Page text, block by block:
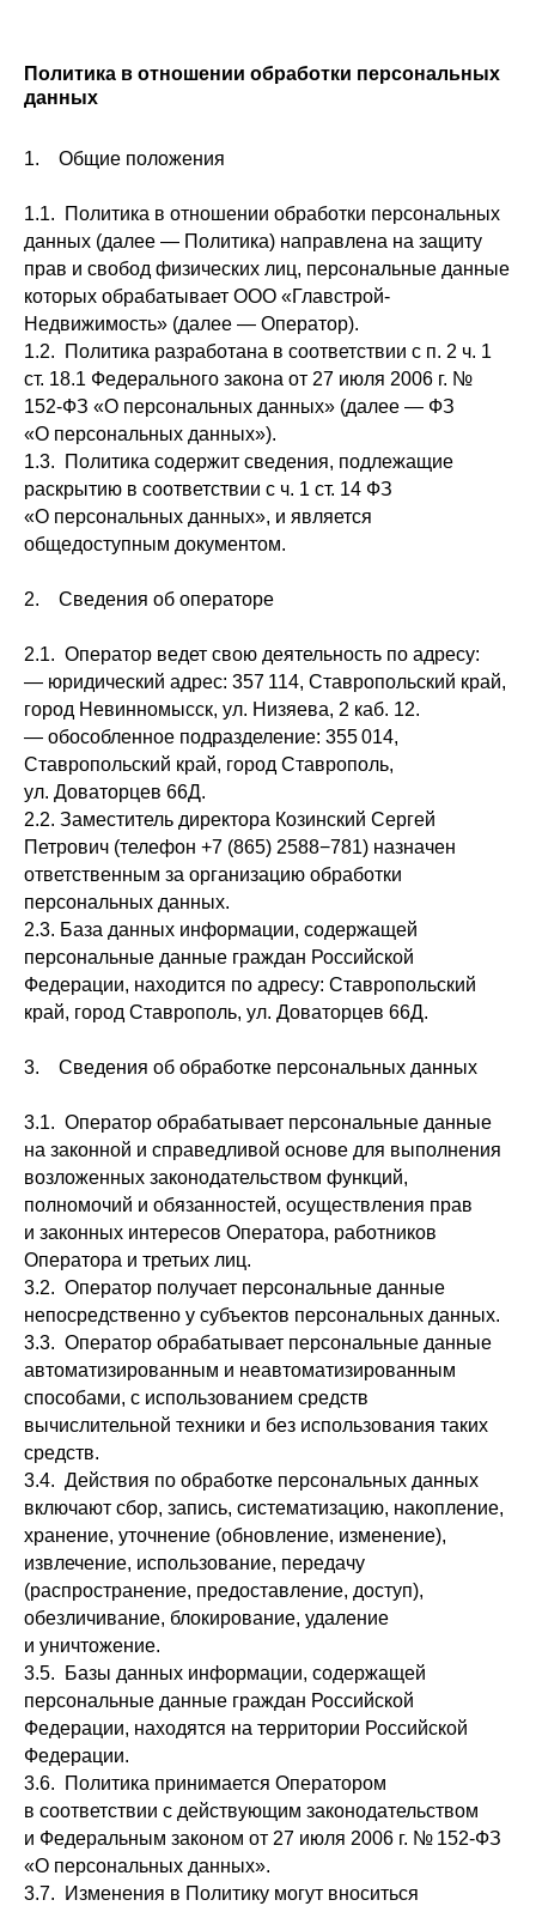
Политика в отношении обработки персональных
данных
1. Общие положения
1.1. Политика в отношении обработки персональных
данных (далее — Политика) направлена на защиту
прав и свобод физических лиц, персональные данные
которых обрабатывает ООО «Главстрой-
Недвижимость» (далее — Оператор).
1.2. Политика разработана в соответствии с п. 2 ч. 1
ст. 18.1 Федерального закона от 27 июля 2006 г. №
152-ФЗ «О персональных данных» (далее — ФЗ
«О персональных данных»).
1.3. Политика содержит сведения, подлежащие
раскрытию в соответствии с ч. 1 ст. 14 ФЗ
«О персональных данных», и является
общедоступным документом.
2. Сведения об операторе
2.1. Оператор ведет свою деятельность по адресу:
— юридический адрес: 357 114, Ставропольский край,
город Невинномысск, ул. Низяева, 2 каб. 12.
— обособленное подразделение: 355 014,
Ставропольский край, город Ставрополь,
ул. Доваторцев 66Д.
2.2. Заместитель директора Козинский Сергей
Петрович (телефон +7 (865) 2588−781) назначен
ответственным за организацию обработки
персональных данных.
2.3. База данных информации, содержащей
персональные данные граждан Российской
Федерации, находится по адресу: Ставропольский
край, город Ставрополь, ул. Доваторцев 66Д.
3. Сведения об обработке персональных данных
3.1. Оператор обрабатывает персональные данные
на законной и справедливой основе для выполнения
возложенных законодательством функций,
полномочий и обязанностей, осуществления прав
и законных интересов Оператора, работников
Оператора и третьих лиц.
3.2. Оператор получает персональные данные
непосредственно у субъектов персональных данных.
3.3. Оператор обрабатывает персональные данные
автоматизированным и неавтоматизированным
способами, с использованием средств
вычислительной техники и без использования таких
средств.
3.4. Действия по обработке персональных данных
включают сбор, запись, систематизацию, накопление,
хранение, уточнение (обновление, изменение),
извлечение, использование, передачу
(распространение, предоставление, доступ),
обезличивание, блокирование, удаление
и уничтожение.
3.5. Базы данных информации, содержащей
персональные данные граждан Российской
Федерации, находятся на территории Российской
Федерации.
3.6. Политика принимается Оператором
в соответствии с действующим законодательством
и Федеральным законом от 27 июля 2006 г. № 152-ФЗ
«О персональных данных».
3.7. Изменения в Политику могут вноситься